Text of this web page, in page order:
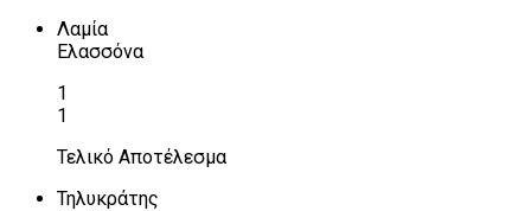
Λαμία
Ελασσόνα
1
1
Τελικό Αποτέλεσμα
Τηλυκράτης